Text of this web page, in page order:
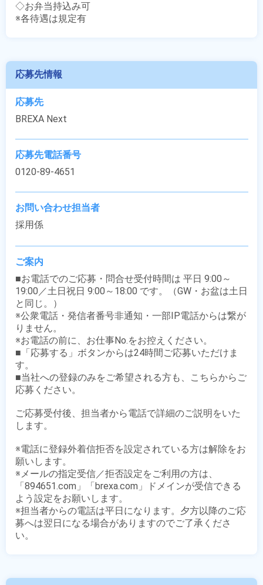
◇お弁当持込み可
※各待遇は規定有
応募先情報
応募先
BREXA Next
応募先電話番号
0120-89-4651
お問い合わせ担当者
採用係
ご案内
■お電話でのご応募・問合せ受付時間は 平日 9:00～
19:00／土日祝日 9:00～18:00 です。（GW・お盆は土日
と同じ。）
※公衆電話・発信者番号非通知・一部IP電話からは繋が
りません。
※お電話の前に、お仕事No.をお控えください。
■「応募する」ボタンからは24時間ご応募いただけま
す。
■当社への登録のみをご希望される方も、こちらからご
応募ください。
ご応募受付後、担当者から電話で詳細のご説明をいた
します。
※電話に登録外着信拒否を設定されている方は解除をお
願いします。
※メールの指定受信／拒否設定をご利用の方は、
「894651.com」「brexa.com」ドメインが受信できる
よう設定をお願いします。
※担当者からの電話は平日になります。夕方以降のご応
募へは翌日になる場合がありますのでご了承くださ